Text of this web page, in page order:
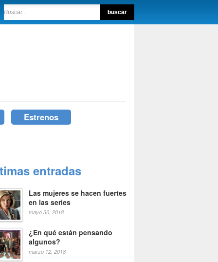
Estrenos
entradas
Las mujeres se hacen fuertes
en las series
mayo 30, 2018
¿En qué están pensando
algunos?
marzo 12, 2018